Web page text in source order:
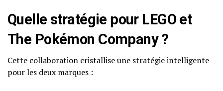
Quelle stratégie pour LEGO et
The Pokémon Company ?
Cette collaboration cristallise une stratégie intelligente
pour les deux marques :